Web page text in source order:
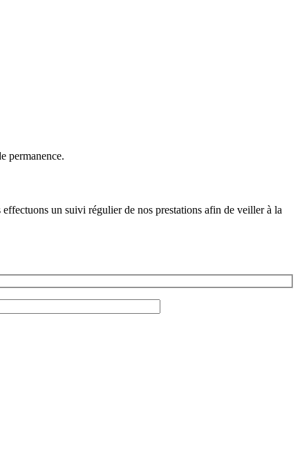
permanence.
un suivi régulier de nos prestations afin de veiller à la